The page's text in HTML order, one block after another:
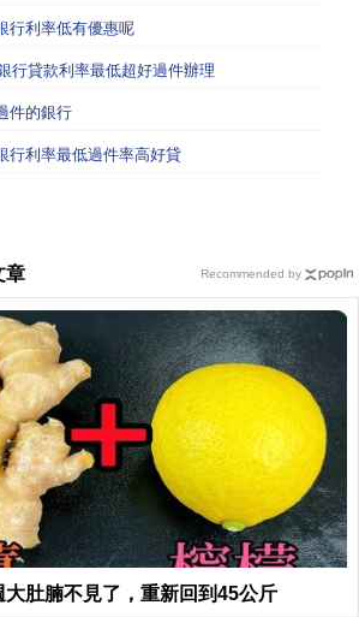
行利率低有優惠呢
行貸款利率最低超好過件辦理
件的銀行
行利率最低過件率高好貸
章
肚腩不見了，重新回到45公斤
Recommended by